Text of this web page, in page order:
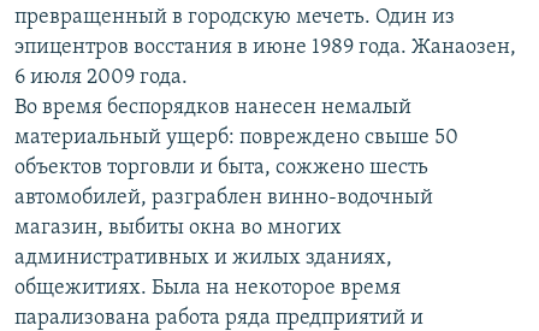
превращенный в городскую мечеть. Один из
эпицентров восстания в июне 1989 года. Жанаозен,
6 июля 2009 года.
Во время беспорядков нанесен немалый
материальный ущерб: повреждено свыше 50
объектов торговли и быта, сожжено шесть
автомобилей, разграблен винно-водочный
магазин, выбиты окна во многих
административных и жилых зданиях,
общежитиях. Была на некоторое время
парализована работа ряда предприятий и